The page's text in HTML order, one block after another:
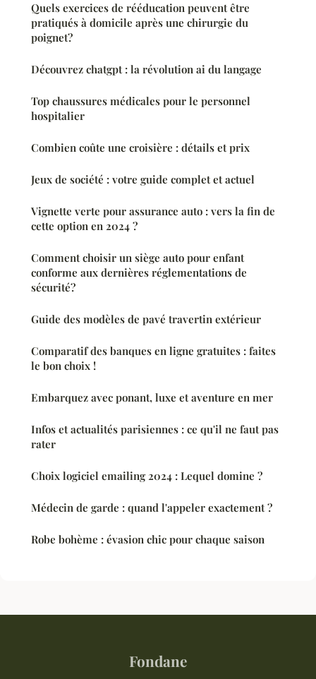
Quels exercices de rééducation peuvent être
pratiqués à domicile après une chirurgie du
poignet?
Découvrez chatgpt : la révolution ai du langage
Top chaussures médicales pour le personnel
hospitalier
Combien coûte une croisière : détails et prix
Jeux de société : votre guide complet et actuel
Vignette verte pour assurance auto : vers la fin de
cette option en 2024 ?
Comment choisir un siège auto pour enfant
conforme aux dernières réglementations de
sécurité?
Guide des modèles de pavé travertin extérieur
Comparatif des banques en ligne gratuites : faites
le bon choix !
Embarquez avec ponant, luxe et aventure en mer
Infos et actualités parisiennes : ce qu'il ne faut pas
rater
Choix logiciel emailing 2024 : Lequel domine ?
Médecin de garde : quand l'appeler exactement ?
Robe bohème : évasion chic pour chaque saison
Fondane